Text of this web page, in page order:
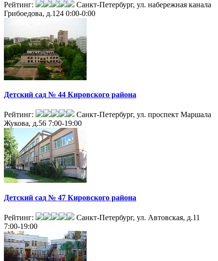
Рейтинг:
Санкт-Петербург, ул. набережная канала
Грибоедова, д.124 0:00-0:00
Детский сад № 44 Кировского района
Рейтинг:
Санкт-Петербург, ул. проспект Маршала
Жукова, д.56 7:00-19:00
Детский сад № 47 Кировского района
Рейтинг:
Санкт-Петербург, ул. Автовская, д.11
7:00-19:00